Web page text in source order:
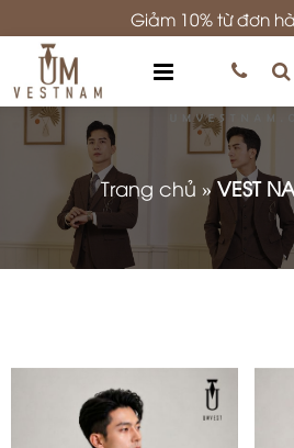
Giảm 10% từ đơn
Trang chủ » VEST